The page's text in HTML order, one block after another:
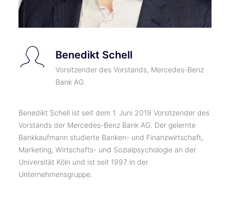
Benedikt Schell
Vorsitzender des Vorstands, Mercedes-Benz
Bank AG
Benedikt Schell ist seit dem 1. Juni 2019 Vorsitzender des
Vorstands der Mercedes-Benz Bank AG. Der gelernte
Bankkaufmann studierte Banken- und Finanzwirtschaft,
Marketing, Wirtschafts- und Sozialpsychologie an der
Universität Köln und ist seit 1997 in der
Unternehmensgruppe.